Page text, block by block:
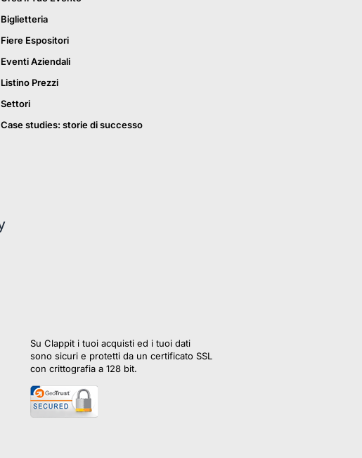
Biglietteria
Fiere Espositori
Eventi Aziendali
Listino Prezzi
Settori
Case studies: storie di successo
Su Clappit i tuoi acquisti ed i tuoi dati
sono sicuri e protetti da un certificato SSL
con crittografia a 128 bit.